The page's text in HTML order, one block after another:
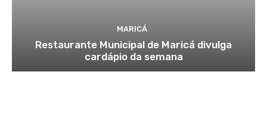
MARICÁ
Restaurante Municipal de Maricá divulga
cardápio da semana